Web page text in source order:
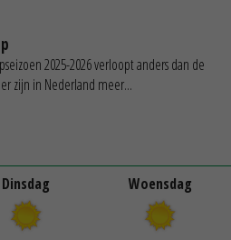
2025-2026 verloopt anders dan de
zijn in Nederland meer...
Dinsdag Woensdag